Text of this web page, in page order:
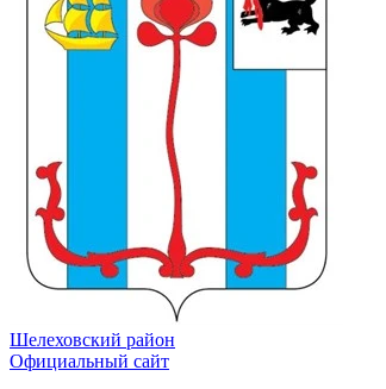
Шелеховский район
Официальный сайт